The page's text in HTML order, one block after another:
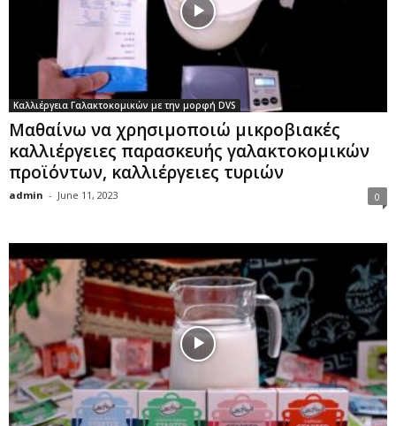
Καλλιέργεια Γαλακτοκομικών με την μορφή DVS
Μαθαίνω να χρησιμοποιώ μικροβιακές
καλλιέργειες παρασκευής γαλακτοκομικών
προϊόντων, καλλιέργειες τυριών
admin - June 11, 2023 0